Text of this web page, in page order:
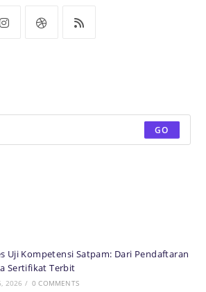
GO
Uji Kompetensi Satpam: Dari Pendaftaran
Sertifikat Terbit
2026 / 0 COMMENTS